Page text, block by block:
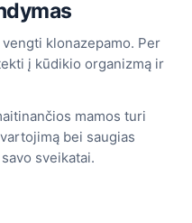
klonazepamo. Per
į kūdikio organizmą ir
mamos turi
bei saugias
sveikatai.